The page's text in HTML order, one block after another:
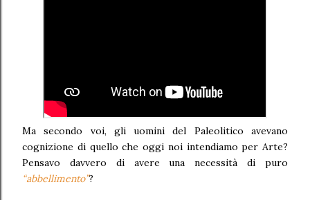
Ma secondo voi, gli uomini del Paleolitico avevano
cognizione di quello che oggi noi intendiamo per Arte?
Pensavo davvero di avere una necessità di puro
“abbellimento”?